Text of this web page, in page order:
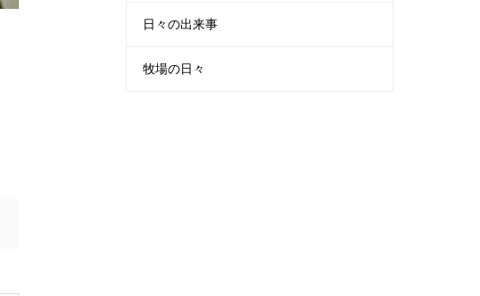
日々の出来事
牧場の日々